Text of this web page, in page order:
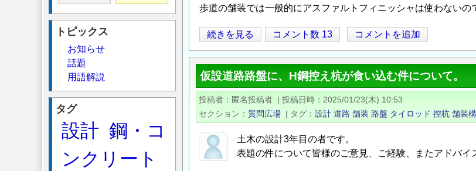
歩道の舗装では一般的にアスファルトフィニッシャは使わないの
舗
装
厚
3cm
の
層
に
つ
続きを見る コメント数 13 コメントを追加
仮設道路路盤に、H鋼控え杭が食い込む件について。
投稿者 匿名投稿者 | 投稿日時
2025/01/23(木) 10:53
セクション
質問広場 | タグ 設計 道路 舗装 路盤 タイロッド 控杭 舗装
土木の設計3年目の者です。
表題の件について皆様のご意見、ご経験、またアドバイ
トピックス
お知らせ
話題
用語解説
タグ
設計 鋼・コ
ンクリート